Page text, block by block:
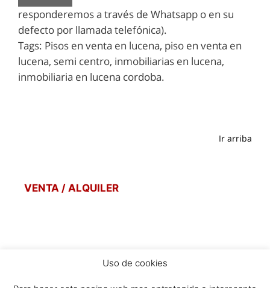
responderemos a través de Whatsapp o en su
defecto por llamada telefónica).
Tags: Pisos en venta en lucena, piso en venta en
lucena, semi centro, inmobiliarias en lucena,
inmobiliaria en lucena cordoba.
Ir arriba
VENTA / ALQUILER
POLITICA DE PRIVACIDAD
Uso de cookies